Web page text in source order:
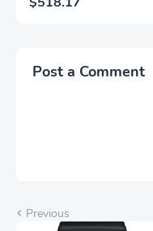
(Renovado)
Post a Comment
Previous